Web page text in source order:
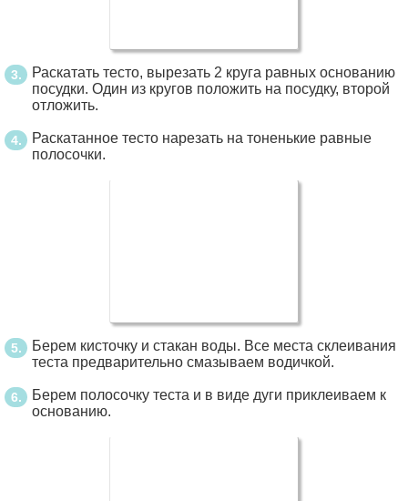
Раскатать тесто, вырезать 2 круга равных основанию
посудки. Один из кругов положить на посудку, второй
отложить.
Раскатанное тесто нарезать на тоненькие равные
полосочки.
Берем кисточку и стакан воды. Все места склеивания
теста предварительно смазываем водичкой.
Берем полосочку теста и в виде дуги приклеиваем к
основанию.